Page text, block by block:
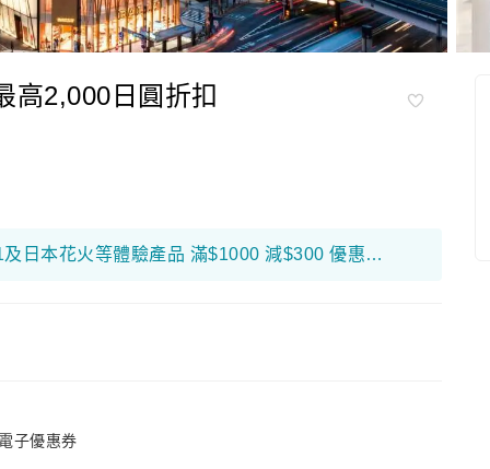
高2,000日圓折扣
限量搶！富邦銀行折扣優惠高達$650！ F1及日本花火等體驗產品 滿$1000 減$300 優惠碼： 26FB300 環球海外旅遊產品 滿$800 減$200 優惠碼： 26FB200 香港及大灣區旅遊產品 滿$500 減$100 優惠碼： 26FB100
子優惠券